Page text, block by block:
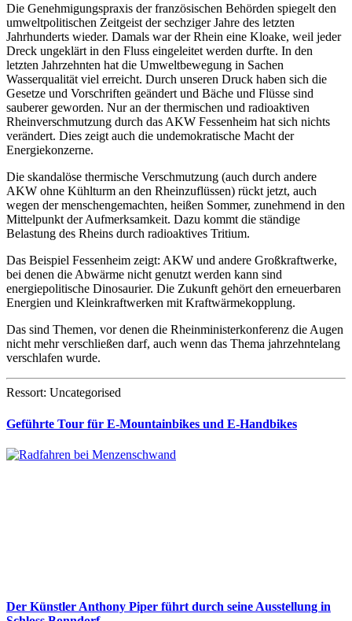
Die Genehmigungspraxis der französischen Behörden spiegelt den
umweltpolitischen Zeitgeist der sechziger Jahre des letzten
Jahrhunderts wieder. Damals war der Rhein eine Kloake, weil jeder
Dreck ungeklärt in den Fluss eingeleitet werden durfte. In den
letzten Jahrzehnten hat die Umweltbewegung in Sachen
Wasserqualität viel erreicht. Durch unseren Druck haben sich die
Gesetze und Vorschriften geändert und Bäche und Flüsse sind
sauberer geworden. Nur an der thermischen und radioaktiven
Rheinverschmutzung durch das AKW Fessenheim hat sich nichts
verändert. Dies zeigt auch die undemokratische Macht der
Energiekonzerne.
Die skandalöse thermische Verschmutzung (auch durch andere
AKW ohne Kühlturm an den Rheinzuflüssen) rückt jetzt, auch
wegen der menschengemachten, heißen Sommer, zunehmend in den
Mittelpunkt der Aufmerksamkeit. Dazu kommt die ständige
Belastung des Rheins durch radioaktives Tritium.
Das Beispiel Fessenheim zeigt: AKW und andere Großkraftwerke,
bei denen die Abwärme nicht genutzt werden kann sind
energiepolitische Dinosaurier. Die Zukunft gehört den erneuerbaren
Energien und Kleinkraftwerken mit Kraftwärmekopplung.
Das sind Themen, vor denen die Rheinministerkonferenz die Augen
nicht mehr verschließen darf, auch wenn das Thema jahrzehntelang
verschlafen wurde.
Ressort: Uncategorised
Geführte Tour für E-Mountainbikes und E-Handbikes
Der Künstler Anthony Piper führt durch seine Ausstellung in